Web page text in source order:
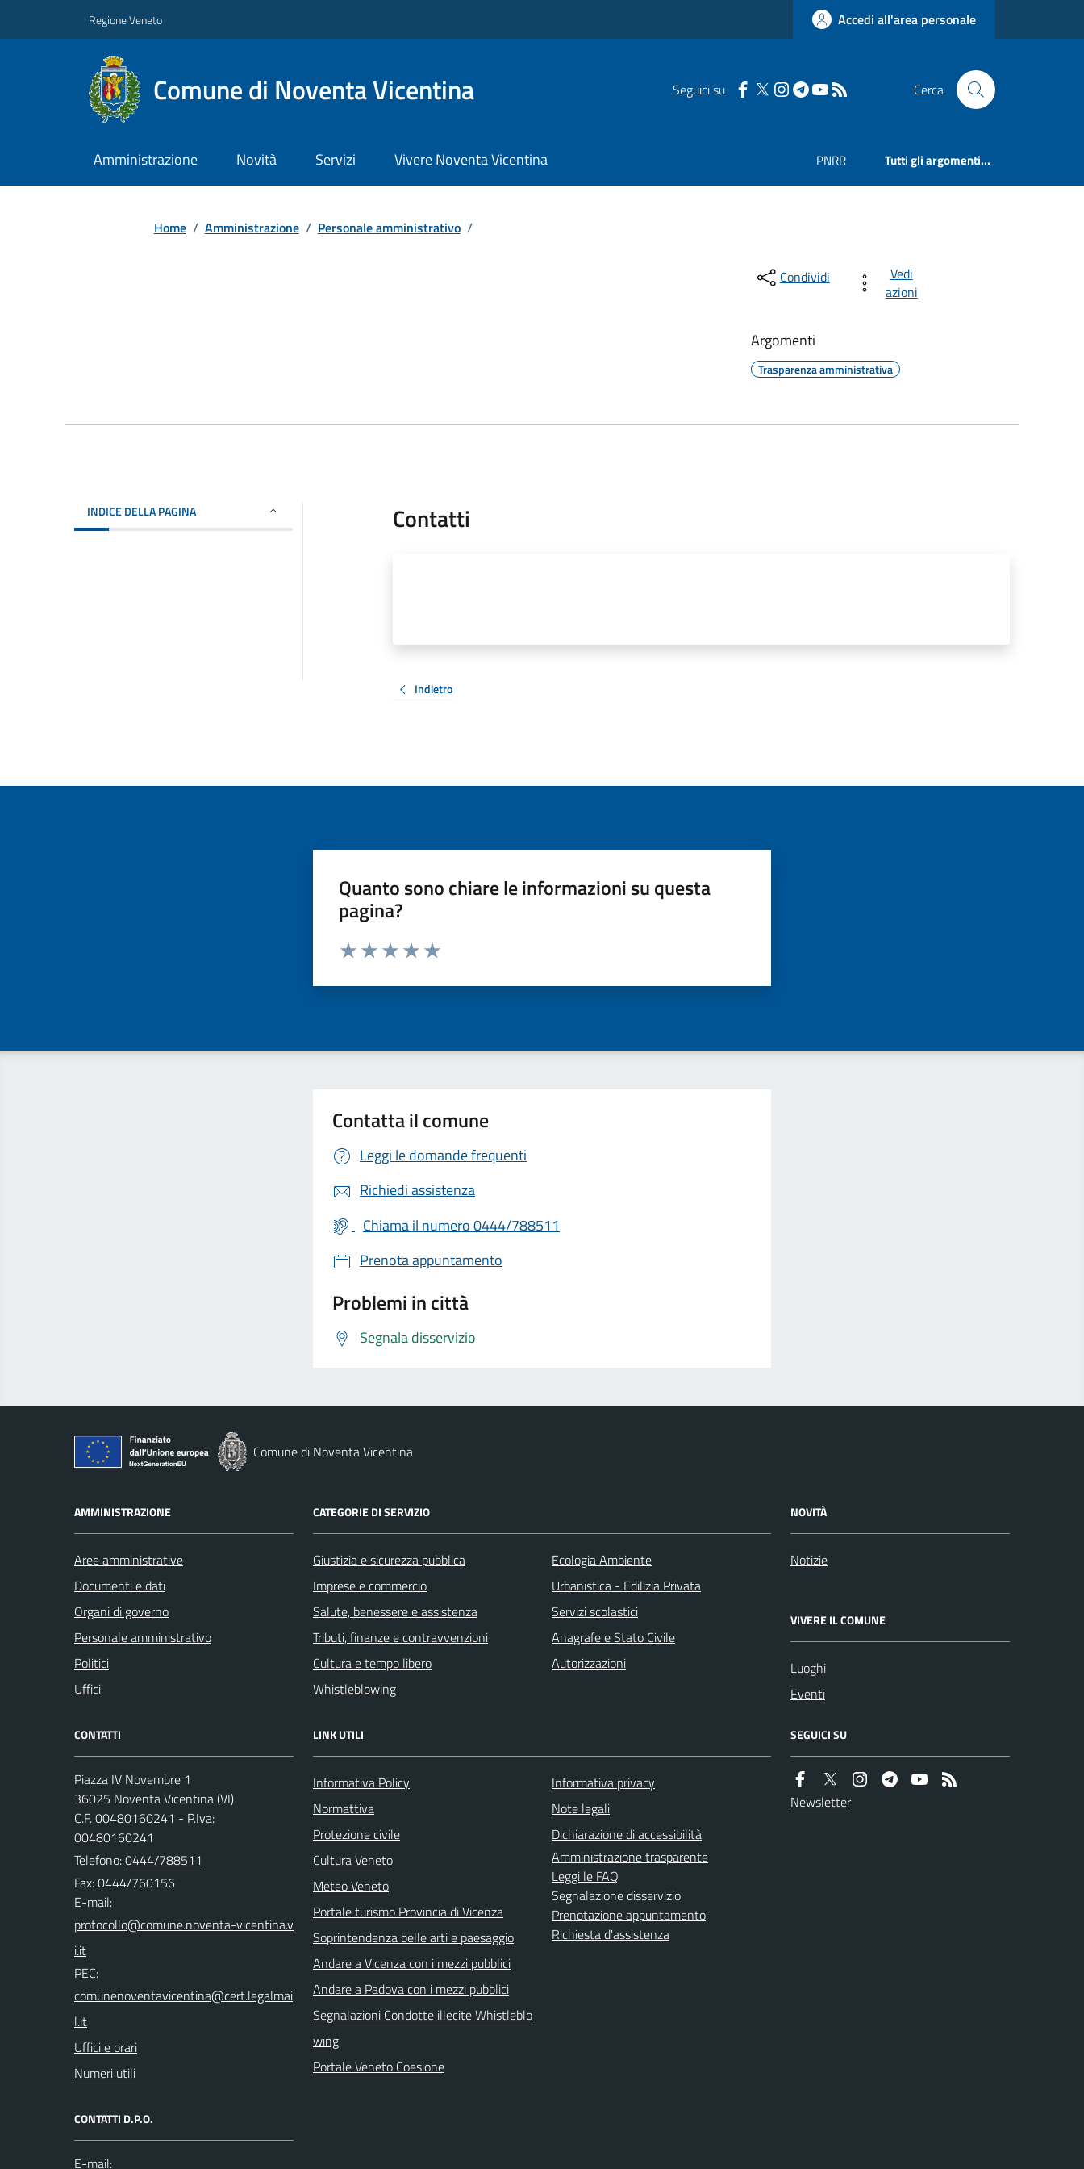
Regione Veneto Accedi all'area personale
Comune di Noventa Vicentina Seguici su Cerca
Amministrazione Novità Servizi Vivere Noventa Vicentina PNRR Tutti gli argomenti...
Home / Amministrazione / Personale amministrativo /
Condividi
Vedi
azioni
Argomenti
Trasparenza amministrativa
INDICE DELLA PAGINA Contatti
Indietro
Quanto sono chiare le informazioni su questa
pagina?
Valuta da 1 a 5 stelle la pagina
Contatta il comune
Leggi le domande frequenti
Richiedi assistenza
Chiama il numero 0444/788511
Prenota appuntamento
Problemi in città
Segnala disservizio
Comune di Noventa Vicentina
AMMINISTRAZIONE
Aree amministrative
Documenti e dati
Organi di governo
Personale amministrativo
Politici
Uffici
CATEGORIE DI SERVIZIO
Giustizia e sicurezza pubblica
Imprese e commercio
Salute, benessere e assistenza
Tributi, finanze e contravvenzioni
Cultura e tempo libero
Whistleblowing
Ecologia Ambiente
Urbanistica - Edilizia Privata
Servizi scolastici
Anagrafe e Stato Civile
Autorizzazioni
NOVITÀ
Notizie
VIVERE IL COMUNE
Luoghi
Eventi
CONTATTI
Piazza IV Novembre 1
36025 Noventa Vicentina (VI)
C.F. 00480160241 - P.Iva:
00480160241
Telefono:0444/788511
Fax: 0444/760156
E-mail:
PEC:
Uffici e orari
Numeri utili
CONTATTI D.P.O.
E-mail:
LINK UTILI
Informativa Policy
Normattiva
Protezione civile
Cultura Veneto
Meteo Veneto
Portale turismo Provincia di Vicenza
Soprintendenza belle arti e paesaggio
Andare a Vicenza con i mezzi pubblici
Andare a Padova con i mezzi pubblici
Segnalazioni Condotte illecite Whistleblo
wing
Portale Veneto Coesione
Informativa privacy
Note legali
Dichiarazione di accessibilità
Amministrazione trasparente
Leggi le FAQ
Segnalazione disservizio
Prenotazione appuntamento
Richiesta d'assistenza
SEGUICI SU
Newsletter